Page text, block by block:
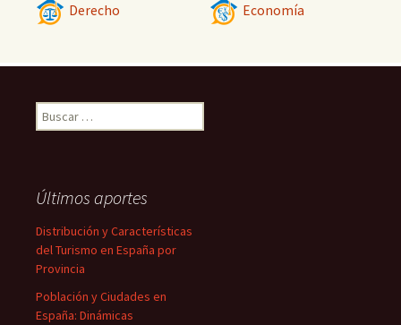
Derecho Economía
Buscar:
Últimos aportes
Distribución y Características
del Turismo en España por
Provincia
Población y Ciudades en
España: Dinámicas